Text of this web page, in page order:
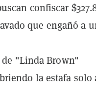
confiscar
que engañó a
"Linda Brown"
la estafa solo